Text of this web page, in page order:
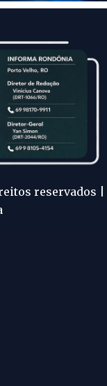
reservados |